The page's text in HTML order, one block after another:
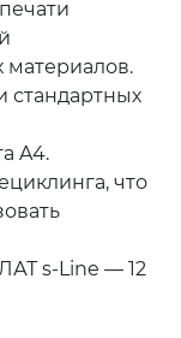
стандартных
A4.
что
s-Line — 12